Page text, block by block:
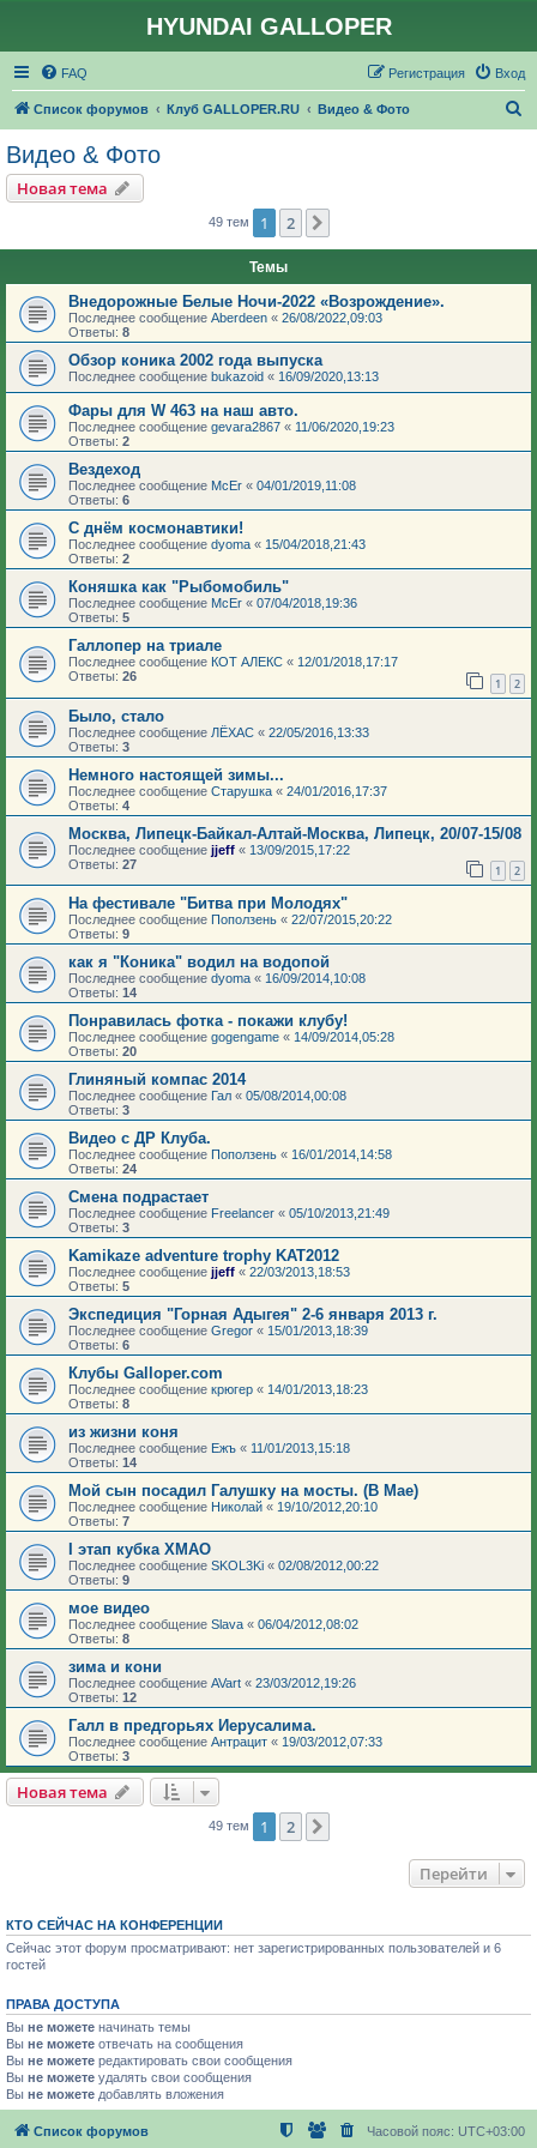
HYUNDAI GALLOPER
FAQ Вход
Регистрация
Список форумов Клуб GALLOPER.RU Видео & Фото
Видео & Фото
Новая тема
49 тем 1 2
Темы
Внедорожные Белые Ночи-2022 «Возрождение».
Последнее сообщение Aberdeen « 26/08/2022,09:03
Ответы: 8
Обзор коника 2002 года выпуска
Последнее сообщение bukazoid « 16/09/2020,13:13
Фары для W 463 на наш авто.
Последнее сообщение gevara2867 « 11/06/2020,19:23
Ответы: 2
Вездеход
Последнее сообщение McEr « 04/01/2019,11:08
Ответы: 6
С днём космонавтики!
Последнее сообщение dyoma « 15/04/2018,21:43
Ответы: 2
Коняшка как "Рыбомобиль"
Последнее сообщение McEr « 07/04/2018,19:36
Ответы: 5
Галлопер на триале
Последнее сообщение КОТ АЛЕКС « 12/01/2018,17:17
Ответы: 26 1 2
Было, стало
Последнее сообщение ЛЁХАС « 22/05/2016,13:33
Ответы: 3
Немного настоящей зимы...
Последнее сообщение Старушка « 24/01/2016,17:37
Ответы: 4
Москва, Липецк-Байкал-Алтай-Москва, Липецк, 20/07-15/08
Последнее сообщение jjeff « 13/09/2015,17:22
Ответы: 27 1 2
На фестивале "Битва при Молодях"
Последнее сообщение Поползень « 22/07/2015,20:22
Ответы: 9
как я "Коника" водил на водопой
Последнее сообщение dyoma « 16/09/2014,10:08
Ответы: 14
Понравилась фотка - покажи клубу!
Последнее сообщение gogengame « 14/09/2014,05:28
Ответы: 20
Глиняный компас 2014
Последнее сообщение Гал « 05/08/2014,00:08
Ответы: 3
Видео с ДР Клуба.
Последнее сообщение Поползень « 16/01/2014,14:58
Ответы: 24
Смена подрастает
Последнее сообщение Freelancer « 05/10/2013,21:49
Ответы: 3
Kamikaze adventure trophy KAT2012
Последнее сообщение jjeff « 22/03/2013,18:53
Ответы: 5
Экспедиция "Горная Адыгея" 2-6 января 2013 г.
Последнее сообщение Gregor « 15/01/2013,18:39
Ответы: 6
Клубы Galloper.com
Последнее сообщение крюгер « 14/01/2013,18:23
Ответы: 8
из жизни коня
Последнее сообщение Ежъ « 11/01/2013,15:18
Ответы: 14
Мой сын посадил Галушку на мосты. (В Мае)
Последнее сообщение Николай « 19/10/2012,20:10
Ответы: 7
I этап кубка ХМАО
Последнее сообщение SKOL3Ki « 02/08/2012,00:22
Ответы: 9
мое видео
Последнее сообщение Slava « 06/04/2012,08:02
Ответы: 8
зима и кони
Последнее сообщение AVart « 23/03/2012,19:26
Ответы: 12
Галл в предгорьях Иерусалима.
Последнее сообщение Антрацит « 19/03/2012,07:33
Ответы: 3
Новая тема
49 тем 1 2
Перейти
КТО СЕЙЧАС НА КОНФЕРЕНЦИИ
Сейчас этот форум просматривают: нет зарегистрированных пользователей и 6
гостей
ПРАВА ДОСТУПА
Вы не можете начинать темы
Вы не можете отвечать на сообщения
Вы не можете редактировать свои сообщения
Вы не можете удалять свои сообщения
Вы не можете добавлять вложения
Список форумов Часовой пояс: UTC+03:00